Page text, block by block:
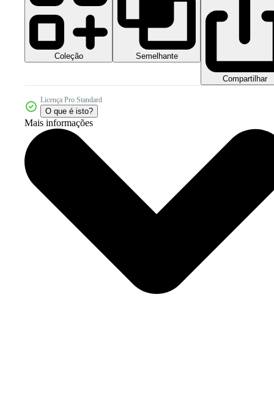
Coleção Semelhante
Compartilhar
Licença Pro Standard
O que é isto?
Mais informações